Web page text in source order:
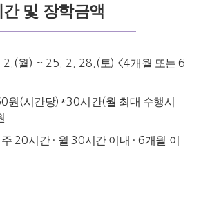
및 장학금액
2.(월) ~ 25. 2. 28.( 토) <4개월 또는6
원 (시간당)*30시간(월 최대 수행시
주 20시간 · 월 30시간 이내 · 6개월 이